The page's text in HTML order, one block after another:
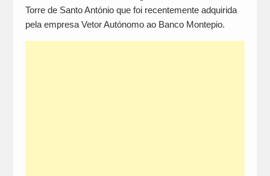
Torre de Santo António que foi recentemente adquirida
pela empresa Vetor Autónomo ao Banco Montepio.